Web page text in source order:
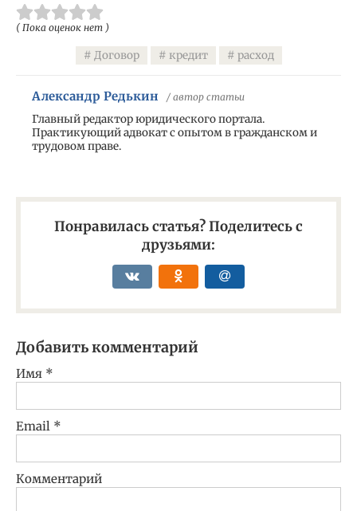
( Пока оценок нет )
Договор кредит расход
Александр Редькин / автор статьи
Главный редактор юридического портала.
Практикующий адвокат с опытом в гражданском и
трудовом праве.
Понравилась статья? Поделитесь с
друзьями:
Добавить комментарий
Имя *
Email *
Комментарий